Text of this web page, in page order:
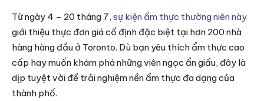
Từ ngày 4 – 20 tháng 7, sự kiện ẩm thực thường niên này
giới thiệu thực đơn giá cố định đặc biệt tại hơn 200 nhà
hàng hàng đầu ở Toronto. Dù bạn yêu thích ẩm thực cao
cấp hay muốn khám phá những viên ngọc ẩn giấu, đây là
dịp tuyệt vời để trải nghiệm nền ẩm thực đa dạng của
thành phố.